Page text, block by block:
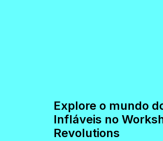
Explore o mundo
Infláveis no
Revolutions